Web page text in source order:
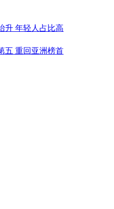
升 年轻人占比高
五 重回亚洲榜首